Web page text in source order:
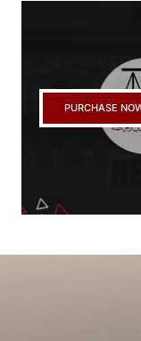
PURCHASE